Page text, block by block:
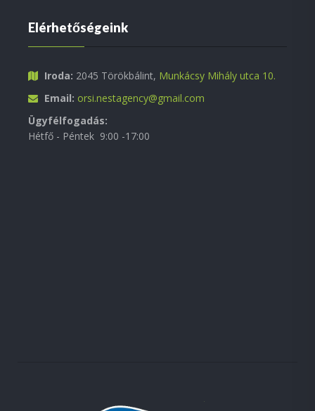
Elérhetőségeink
Iroda: 2045 Törökbálint, Munkácsy Mihály utca 10.
Email: orsi.nestagency@gmail.com
Ügyfélfogadás:
Hétfő - Péntek 9:00 -17:00